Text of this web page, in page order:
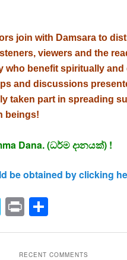
join with Damsara to
viewers and the
who benefit spiritually
and discussions
taken part in spreading
beings!
Dana. (ධර්ම දානයක්) !
be obtained by clicking
Skype
PrintShare
RECENT COMMENTS